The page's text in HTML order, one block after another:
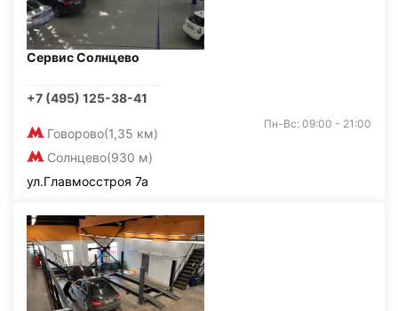
Сервис Солнцево
+7 (495) 125-38-41
Говорово(1,35 км)
Солнцево(930 м)
Пн-Вс: 09:00 - 21:00
ул.Главмосстроя 7а